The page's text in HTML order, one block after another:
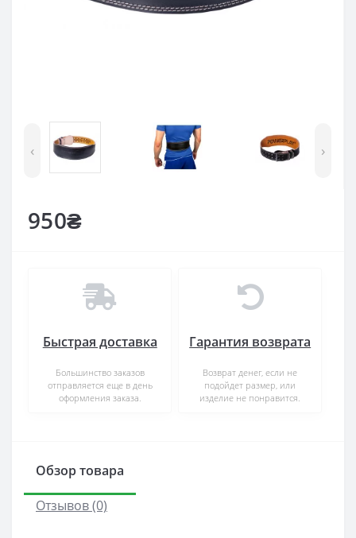
‹ ›
950₴
Быстрая доставка
Большинство заказов
отправляется еще в день
оформления заказа.
Гарантия возврата
Возврат денег, если не
подойдет размер, или
изделие не понравится.
Обзор товара
Отзывов (0)